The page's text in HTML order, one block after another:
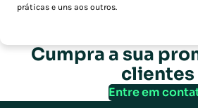
práticas e uns aos outros.
Cumpra a sua
clientes
Entre em